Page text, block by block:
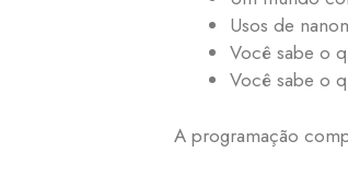
Usos de
Você sabe o
Você sabe o
A programação